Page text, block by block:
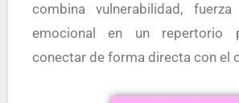
combina vulnerabilidad,
emocional en un repertorio
conectar de forma directa con el